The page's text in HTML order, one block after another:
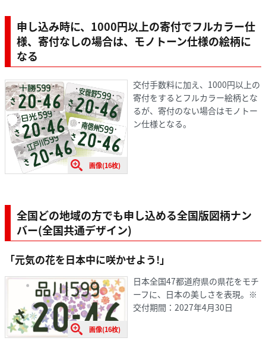
申し込み時に、1000円以上の寄付でフルカラー仕
様、寄付なしの場合は、モノトーン仕様の絵柄に
なる
画像(16枚)
交付手数料に加え、1000円以上の
寄付をするとフルカラー絵柄とな
るが、寄付のない場合はモノトー
ン仕様となる。
全国どの地域の方でも申し込める全国版図柄ナン
バー(全国共通デザイン)
「元気の花を日本中に咲かせよう!」
画像(16枚)
日本全国47都道府県の県花をモチ
ーフに、日本の美しさを表現。※
交付期間：2027年4月30日